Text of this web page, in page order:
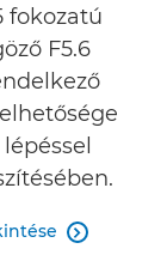
fokozatú
F5.6
